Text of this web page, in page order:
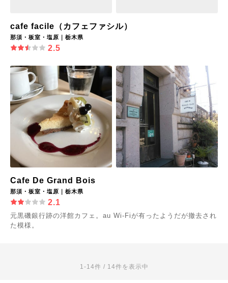
cafe facile（カフェファシル）
那須・板室・塩原｜栃木県
2.5
Cafe De Grand Bois
那須・板室・塩原｜栃木県
2.1
元黒磯銀行跡の洋館カフェ。au Wi-Fiが有ったようだが撤去され
た模様。
1-14件 / 14件を表示中